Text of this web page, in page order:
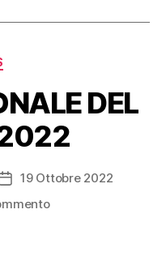
DEL
19 Ottobre 2022